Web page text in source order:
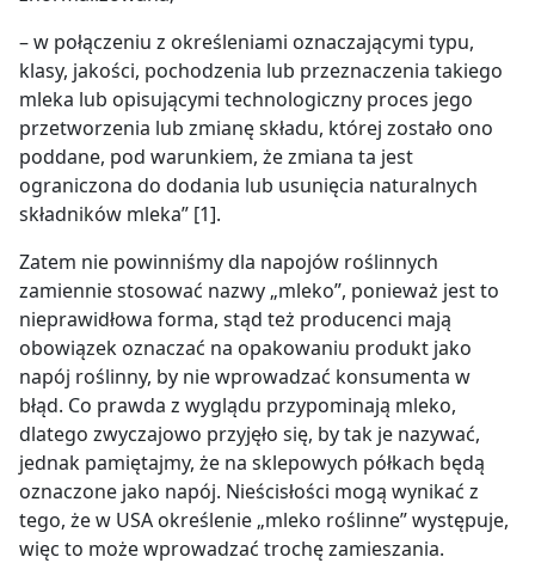
– w połączeniu z określeniami oznaczającymi typu,
klasy, jakości, pochodzenia lub przeznaczenia takiego
mleka lub opisującymi technologiczny proces jego
przetworzenia lub zmianę składu, której zostało ono
poddane, pod warunkiem, że zmiana ta jest
ograniczona do dodania lub usunięcia naturalnych
składników mleka” [1].
Zatem nie powinniśmy dla napojów roślinnych
zamiennie stosować nazwy „mleko”, ponieważ jest to
nieprawidłowa forma, stąd też producenci mają
obowiązek oznaczać na opakowaniu produkt jako
napój roślinny, by nie wprowadzać konsumenta w
błąd. Co prawda z wyglądu przypominają mleko,
dlatego zwyczajowo przyjęło się, by tak je nazywać,
jednak pamiętajmy, że na sklepowych półkach będą
oznaczone jako napój. Nieścisłości mogą wynikać z
tego, że w USA określenie „mleko roślinne” występuje,
więc to może wprowadzać trochę zamieszania.